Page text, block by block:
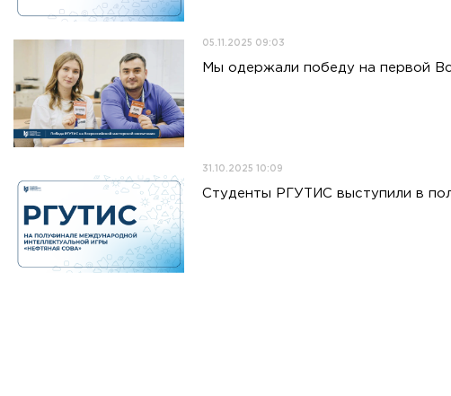
05.11.2025 09:03
Мы одержали победу на первой
31.10.2025 10:09
Студенты РГУТИС выступили в